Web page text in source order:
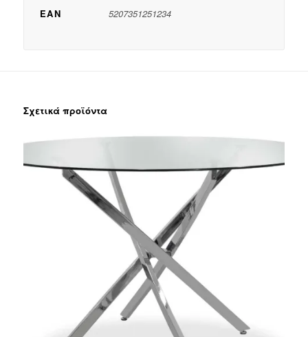
EAN
5207351251234
Σχετικά προϊόντα